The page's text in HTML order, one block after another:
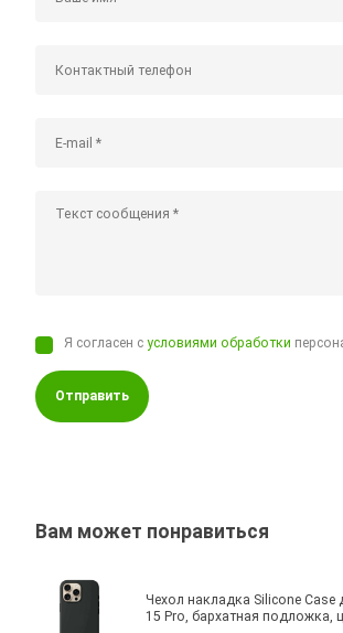
Я согласен сусловиями обработки
Отправить
Вам может понравиться
Чехол накладка Silicone Case
15 Pro, бархатная подложка,